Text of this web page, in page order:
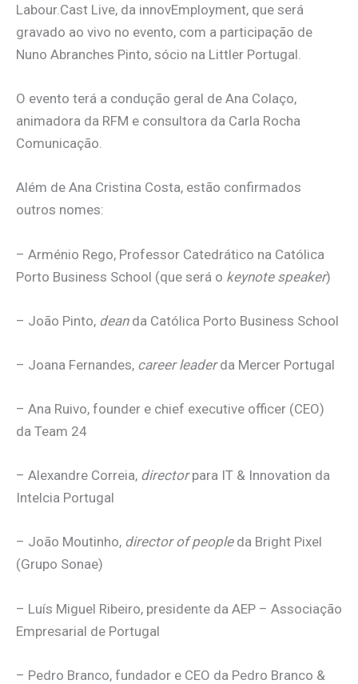
Labour.Cast Live, da innovEmployment, que será
gravado ao vivo no evento, com a participação de
Nuno Abranches Pinto, sócio na Littler Portugal.
O evento terá a condução geral de Ana Colaço,
animadora da RFM e consultora da Carla Rocha
Comunicação.
Além de Ana Cristina Costa, estão confirmados
outros nomes:
– Arménio Rego, Professor Catedrático na Católica
Porto Business School (que será o keynote speaker)
– João Pinto, deanda Católica Porto Business School
– Joana Fernandes, career leaderda Mercer Portugal
– Ana Ruivo, founder e chief executive officer (CEO)
da Team 24
– Alexandre Correia, directorpara IT & Innovation da
Intelcia Portugal
– João Moutinho, director of peopleda Bright Pixel
(Grupo Sonae)
– Luís Miguel Ribeiro, presidente da AEP – Associação
Empresarial de Portugal
– Pedro Branco, fundador e CEO da Pedro Branco &